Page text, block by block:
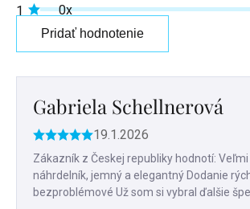
hviezdičiek.
1
0x
Pridať hodnotenie
Gabriela Schellnerová
Hodnotenie
produktu
je
5
19.1.2026
Zákazník z Českej republiky hodnotí:
náhrdelník, jemný a elegantný Dodanie
bezproblémové Už som si vybral ďalšie